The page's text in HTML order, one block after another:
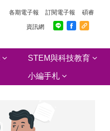
各期電子報 訂閱電子報 碩睿
資訊網
STEM與科技教育
小編手札